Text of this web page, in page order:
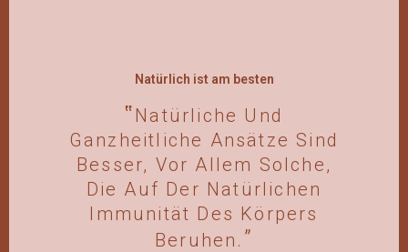
Natürlich ist am besten
Natürliche Und
Ganzheitliche Ansätze Sind
Besser, Vor Allem Solche,
Die Auf Der Natürlichen
Immunität Des Körpers
Beruhen.